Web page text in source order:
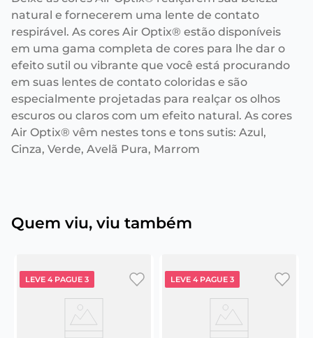
natural e fornecerem uma lente de contato
respirável. As cores Air Optix® estão disponíveis
em uma gama completa de cores para lhe dar o
efeito sutil ou vibrante que você está procurando
em suas lentes de contato coloridas e são
especialmente projetadas para realçar os olhos
escuros ou claros com um efeito natural. As cores
Air Optix® vêm nestes tons e tons sutis: Azul,
Cinza, Verde, Avelã Pura, Marrom
Quem viu, viu também
LEVE 4 PAGUE 3 LEVE 4 PAGUE 3